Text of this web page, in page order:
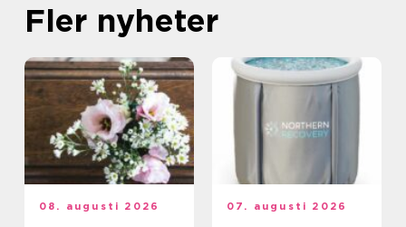
Fler nyheter
08. augusti 2026 07. augusti 2026